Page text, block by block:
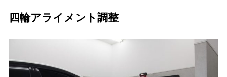
四輪アライメント調整